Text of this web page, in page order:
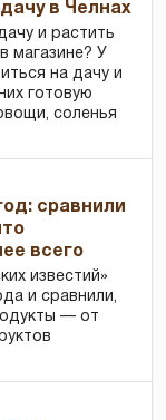
в Челнах
и растить
магазине? У
на дачу и
готовую
соленья
сравнили
всего
известий»
и сравнили,
— от